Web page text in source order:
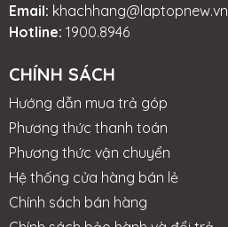
Email: khachhang@laptopnew.vn
Hotline: 1900.8946
CHÍNH SÁCH
Hướng dẫn mua trả góp
Phương thức thanh toán
Phương thức vận chuyển
Hệ thống cửa hàng bán lẻ
Chính sách bán hàng